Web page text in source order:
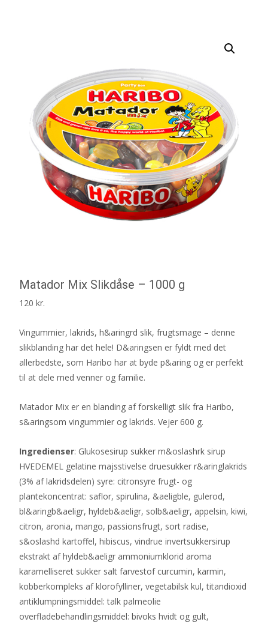
Matador Mix Slikdåse – 1000 g
120 kr.
Vingummier, lakrids, h&aringrd slik, frugtsmage – denne
slikblanding har det hele! D&aringsen er fyldt med det
allerbedste, som Haribo har at byde p&aring og er perfekt
til at dele med venner og familie.
Matador Mix er en blanding af forskelligt slik fra Haribo,
s&aringsom vingummier og lakrids. Vejer 600 g.
Ingredienser: Glukosesirup sukker m&oslashrk sirup
HVEDEMEL gelatine majsstivelse druesukker r&aringlakrids
(3% af lakridsdelen) syre: citronsyre frugt- og
plantekoncentrat: saflor, spirulina, &aeligble, gulerod,
bl&aringb&aeligr, hyldeb&aeligr, solb&aeligr, appelsin, kiwi,
citron, aronia, mango, passionsfrugt, sort radise,
s&oslashd kartoffel, hibiscus, vindrue invertsukkersirup
ekstrakt af hyldeb&aeligr ammoniumklorid aroma
karamelliseret sukker salt farvestof curcumin, karmin,
kobberkompleks af klorofylliner, vegetabilsk kul, titandioxid
antiklumpningsmiddel: talk palmeolie
overfladebehandlingsmiddel: bivoks hvidt og gult,